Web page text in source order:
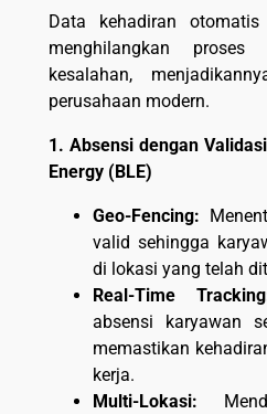
Data kehadiran
menghilangkan
kesalahan,
perusahaan modern.
1. Absensi dengan
Energy (BLE)
Geo-Fencing:
valid sehingga
di lokasi yang telah
Real-Time
absensi karyawan
memastikan
kerja.
Multi-Lokasi: